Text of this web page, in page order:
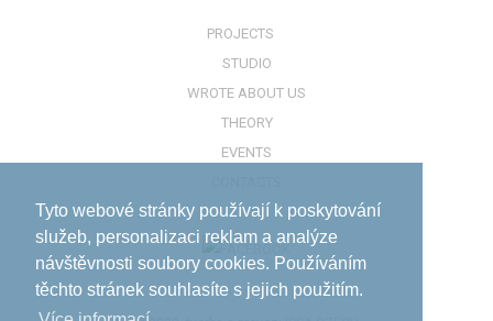
Tyto webové stránky používají k poskytování
služeb, personalizaci reklam a analýze
návštěvnosti soubory cookies. Používáním
těchto stránek souhlasíte s jejich použitím.
PROJECTS
STUDIO
WROTE ABOUT US
THEORY
EVENTS